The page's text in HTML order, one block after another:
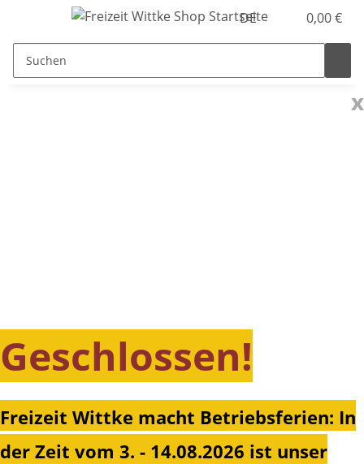
DE 0,00 €
x
Geschlossen!
Freizeit Wittke macht Betriebsferien: In
der Zeit vom 3. - 14.08.2026 ist unser